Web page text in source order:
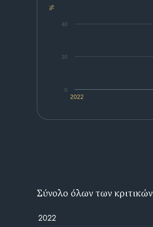
%
2022
0
20
40
Σύνολο όλων των κριτικών
2022